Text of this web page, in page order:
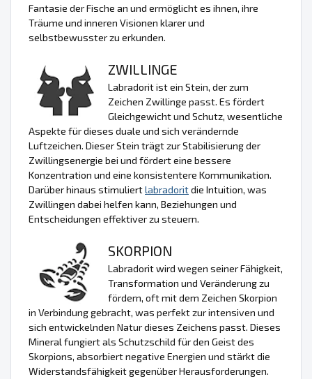
Fantasie der Fische an und ermöglicht es ihnen, ihre
Träume und inneren Visionen klarer und
selbstbewusster zu erkunden.
ZWILLINGE
Labradorit ist ein Stein, der zum
Zeichen Zwillinge passt. Es fördert
Gleichgewicht und Schutz, wesentliche
Aspekte für dieses duale und sich verändernde
Luftzeichen. Dieser Stein trägt zur Stabilisierung der
Zwillingsenergie bei und fördert eine bessere
Konzentration und eine konsistentere Kommunikation.
Darüber hinaus stimuliertlabradoritdie Intuition, was
Zwillingen dabei helfen kann, Beziehungen und
Entscheidungen effektiver zu steuern.
SKORPION
Labradorit wird wegen seiner Fähigkeit,
Transformation und Veränderung zu
fördern, oft mit dem Zeichen Skorpion
in Verbindung gebracht, was perfekt zur intensiven und
sich entwickelnden Natur dieses Zeichens passt. Dieses
Mineral fungiert als Schutzschild für den Geist des
Skorpions, absorbiert negative Energien und stärkt die
Widerstandsfähigkeit gegenüber Herausforderungen.